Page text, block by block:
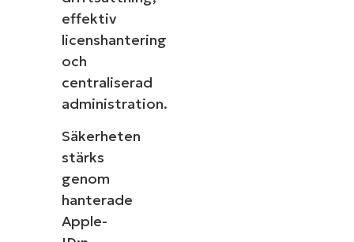
effektiv
licenshantering
och
centraliserad
administration.
Säkerheten
stärks
genom
hanterade
Apple-